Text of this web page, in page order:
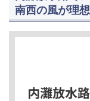
南西の風が理